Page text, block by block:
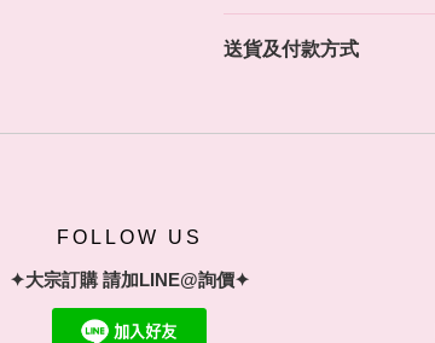
送貨及付款方式
FOLLOW US
✦大宗訂購 請加LINE@詢價✦